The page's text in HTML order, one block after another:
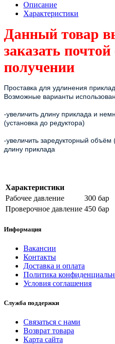
Описание
Характеристики
Данный товар
заказать
получении
Проставка для удлинения
Возможные варианты
-увеличить длину приклада и
(установка до редуктора)
-увеличить заредукторный объём
длину приклада
Характеристики
Рабочее давление
300 бар
Проверочное давление 450 бар
Информация
Вакансии
Контакты
Доставка и оплата
Политика
Условия соглашения
Служба поддержки
Связаться с нами
Возврат товара
Карта сайта